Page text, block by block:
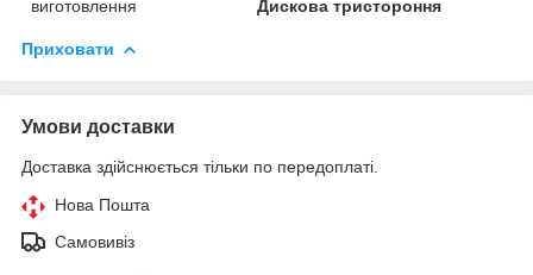
виготовлення
Дискова тристороння
Приховати
Умови доставки
Доставка здійснюється тільки по передоплаті.
Нова Пошта
Самовивіз